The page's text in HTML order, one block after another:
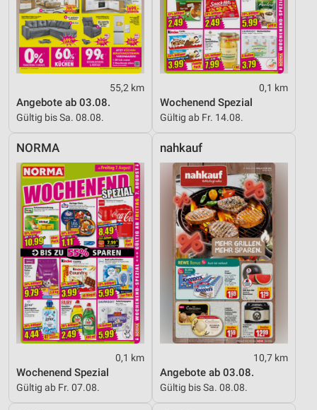
55,2 km
Angebote ab 03.08.
Gültig bis Sa. 08.08.
0,1 km
Wochenend Spezial
Gültig ab Fr. 14.08.
NORMA
0,1 km
Wochenend Spezial
Gültig ab Fr. 07.08.
nahkauf
10,7 km
Angebote ab 03.08.
Gültig bis Sa. 08.08.